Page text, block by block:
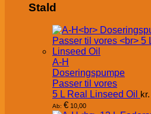
Stald
A-H
Doseringspumpe
Passer til vores
5 L Real Linseed Oil kr.
Ab: € 10,00